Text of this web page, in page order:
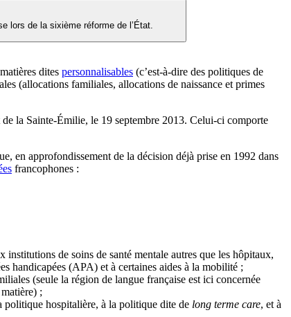
lors de la sixième réforme de l’État.
dites personnalisables (c’est-à-dire des politiques de
(allocations familiales, allocations de naissance et primes
la Sainte-Émilie, le 19 septembre 2013. Celui-ci comporte
en approfondissement de la décision déjà prise en 1992 dans
francophones :
de soins de santé mentale autres que les hôpitaux,
handicapées (APA) et à certaines aides à la mobilité ;
(seule la région de langue française est ici concernée
;
politique hospitalière, à la politique dite de long terme care, et à